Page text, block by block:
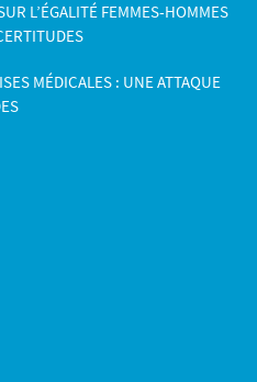
L’ÉGALITÉ FEMMES-HOMMES
MÉDICALES : UNE ATTAQUE